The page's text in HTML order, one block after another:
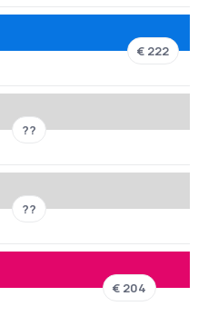
€ 222
??
??
€ 204